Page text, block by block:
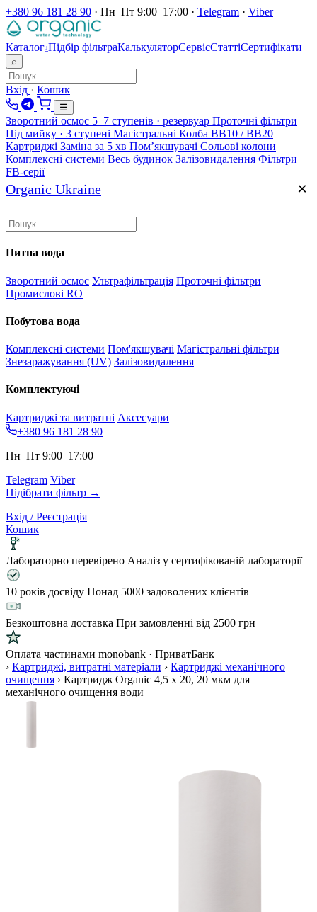
+380 96 181 28 90 · Пн–Пт 9:00–17:00 · Telegram · Viber
Каталог↓Підбір фільтраКалькуляторСервісСтаттіСертифікати
⌕
Вхід · Кошик
☰
Зворотний осмос 5–7 ступенів · резервуар Проточні фільтри
Під мийку · 3 ступені Магістральні Колба BB10 / BB20
Картриджі Заміна за 5 хв Помʼякшувачі Сольові колони
Комплексні системи Весь будинок Залізовидалення Фільтри
FB-серії
Organic Ukraine ×
Питна вода
Зворотний осмос Ультрафільтрація Проточні фільтри
Промислові RO
Побутова вода
Комплексні системи Пом'якшувачі Магістральні фільтри
Знезаражування (UV) Залізовидалення
Комплектуючі
Картриджі та витратні Аксесуари
+380 96 181 28 90
Пн–Пт 9:00–17:00
Telegram Viber
Підібрати фільтр →
Вхід / Реєстрація
Кошик
Лабораторно перевірено Аналіз у сертифікованій лабораторії
10 років досвіду Понад 5000 задоволених клієнтів
Безкоштовна доставка При замовленні від 2500 грн
Оплата частинами monobank · ПриватБанк
› Картриджі, витратні матеріали › Картриджі механічного
очищення › Картридж Organic 4,5 х 20, 20 мкм для
механічного очищення води